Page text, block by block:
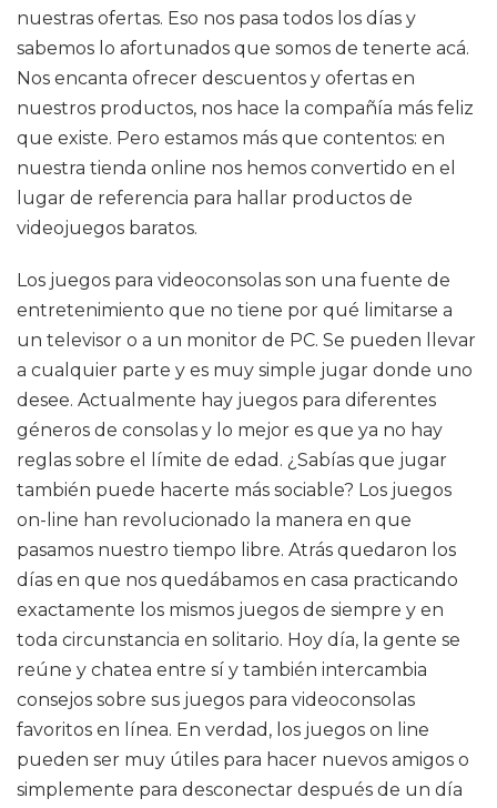
nuestras ofertas. Eso nos pasa todos los días y
sabemos lo afortunados que somos de tenerte acá.
Nos encanta ofrecer descuentos y ofertas en
nuestros productos, nos hace la compañía más feliz
que existe. Pero estamos más que contentos: en
nuestra tienda online nos hemos convertido en el
lugar de referencia para hallar productos de
videojuegos baratos.
Los juegos para videoconsolas son una fuente de
entretenimiento que no tiene por qué limitarse a
un televisor o a un monitor de PC. Se pueden llevar
a cualquier parte y es muy simple jugar donde uno
desee. Actualmente hay juegos para diferentes
géneros de consolas y lo mejor es que ya no hay
reglas sobre el límite de edad. ¿Sabías que jugar
también puede hacerte más sociable? Los juegos
on-line han revolucionado la manera en que
pasamos nuestro tiempo libre. Atrás quedaron los
días en que nos quedábamos en casa practicando
exactamente los mismos juegos de siempre y en
toda circunstancia en solitario. Hoy día, la gente se
reúne y chatea entre sí y también intercambia
consejos sobre sus juegos para videoconsolas
favoritos en línea. En verdad, los juegos on line
pueden ser muy útiles para hacer nuevos amigos o
simplemente para desconectar después de un día